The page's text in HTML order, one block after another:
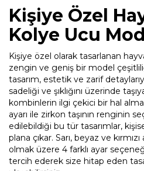
Kişiye Özel
Kolye Ucu
Kişiye özel olarak tasarlanan
zengin ve geniş bir model
tasarım, estetik ve zarif
sadeliği ve şıklığını üzerinde
kombinlerin ilgi çekici bir hal
ayarı ile zirkon taşının renginin
edilebildiği bu tür tasarımlar,
plana çıkar. Sarı, beyaz ve
olmak üzere 4 farklı ayar
tercih ederek size hitap eden